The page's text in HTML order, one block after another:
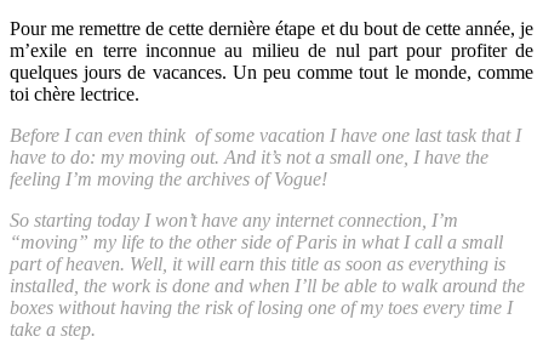
Pour me remettre de cette dernière étape et du bout de cette année, je
m’exile en terre inconnue au milieu de nul part pour profiter de
quelques jours de vacances. Un peu comme tout le monde, comme
toi chère lectrice.
Before I can even think of some vacation I have one last task that I
have to do: my moving out. And it’s not a small one, I have the
feeling I’m moving the archives of Vogue!
So starting today I won’t have any internet connection, I’m
“moving” my life to the other side of Paris in what I call a small
part of heaven. Well, it will earn this title as soon as everything is
installed, the work is done and when I’ll be able to walk around the
boxes without having the risk of losing one of my toes every time I
take a step.